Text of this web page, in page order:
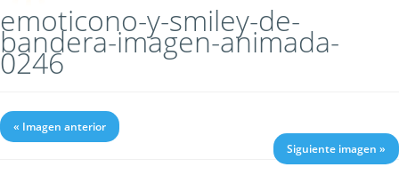
emoticono-y-smiley-de-
bandera-imagen-animada-
0246
« Imagen anterior
Siguiente imagen »